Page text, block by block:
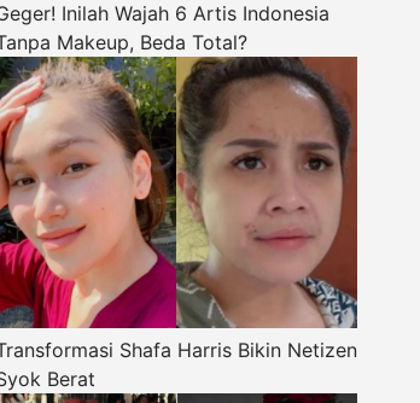
Inilah Wajah 6 Artis Indonesia
Makeup, Beda Total?
Shafa Harris Bikin Netizen
Berat